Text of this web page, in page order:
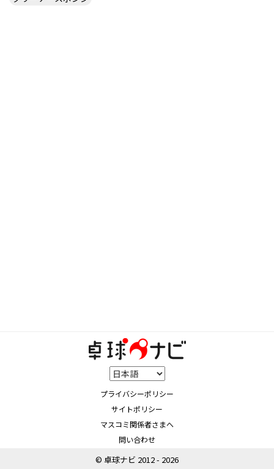
プライバシーポリシー
サイトポリシー
マスコミ関係者さまへ
問い合わせ
© 卓球ナビ 2012 - 2026